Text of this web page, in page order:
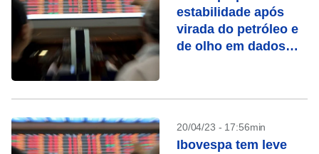
estabilidade após
virada do petróleo e
de olho em dados
20/04/23 - 17:56min
Ibovespa tem leve